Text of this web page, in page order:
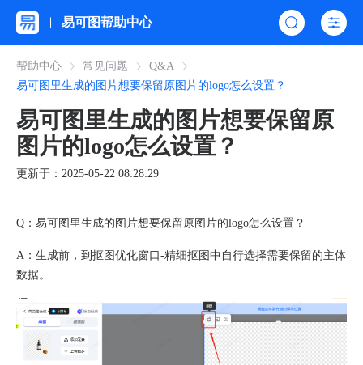
易可图帮助中心
帮助中心 常见问题
Q&A
易可图里生成的图片想要保留原图片的logo怎么设置？
易可图里生成的图片想要保留原
图片的logo怎么设置？
更新于：2025-05-22 08:28:29
Q：易可图里生成的图片想要保留原图片的logo怎么设置？
A： 生成前，到抠图优化窗口-精细抠图中自行选择需要保留的主体
数据。